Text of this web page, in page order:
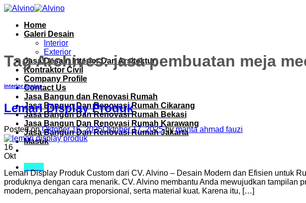
Skip
contentHome
Galeri Desain
Interior
Exterior
Jasa Desain Interior Dan Arsitektur
Kontraktor Civil
Company Profile
Contact Us
Jasa Bangun dan Renovasi Rumah
Jasa Bangun Dan Renovasi Rumah Cikarang
Jasa Bangun Dan Renovasi Rumah Bekasi
Jasa Bangun Dan Renovasi Rumah Karawang
Jasa Bangun Dan Renovasi Rumah Jakarta
Masuk
Tag Archives:jasa pembuatan meja
interior kantor
Lemari Display Produk
Posted onOktober 16, 2025Oktober 17, 2025 bymanta ahmad fauzi
16
Okt
Lemari Display Produk Custom dari CV. Alvino – Desain Modern dan Efisien untuk
produknya dengan cara menarik. CV. Alvino membantu Anda mewujudkan
modern, pencahayaan proporsional, serta material kuat. Karena itu, […]